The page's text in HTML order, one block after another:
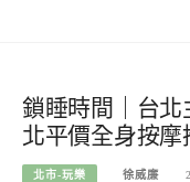
鎖睡時間｜台
北平價全身按
北市-玩樂 徐威廉